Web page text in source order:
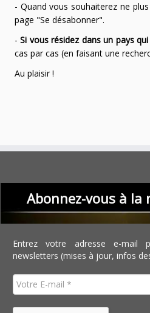
- Quand vous souhaiterez ne
page "Se désabonner".
-Si vous résidez dans un pays
cas par cas (en faisant une
Au plaisir !
Abonnez-vous à la
Entrez votre adresse e-mail
newsletters (mises à jour, infos